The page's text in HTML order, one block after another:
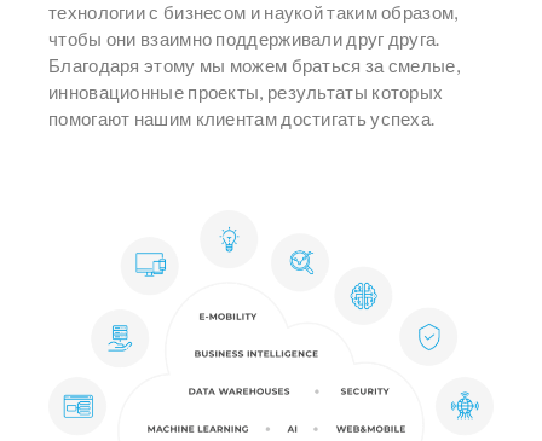
технологии с бизнесом и наукой таким образом,
чтобы они взаимно поддерживали друг друга.
Благодаря этому мы можем браться за смелые,
инновационные проекты, результаты которых
помогают нашим клиентам достигать успеха.